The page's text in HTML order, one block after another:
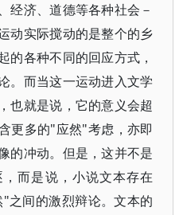
经济、道德等各种社会－
动实际搅动的是整个的乡
的各种不同的回应方式，
。而当这一运动进入文学
也就是说，它的意义会超
更多的"应然"考虑，亦即
的冲动。但是，这并不是
而是说，小说文本存在
之间的激烈辩论。文本的